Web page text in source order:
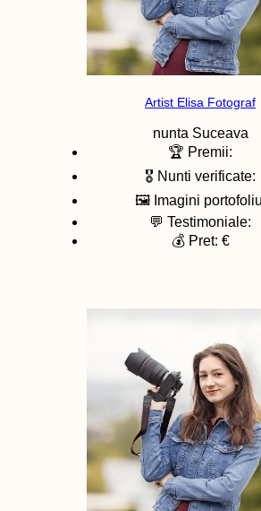
Artist Elisa Fotograf
nunta Suceava
🏆 Premii:
🎖️ Nunti verificate:
🖼️ Imagini
💬 Testimoniale:
💰 Pret: €